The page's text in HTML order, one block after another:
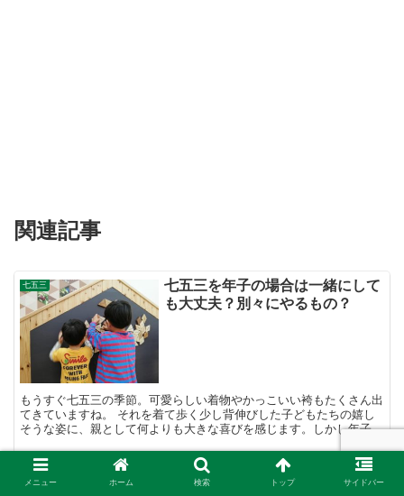
関連記事
七五三
七五三を年子の場合は一緒にして
も大丈夫？別々にやるもの？
もうすぐ七五三の季節。可愛らしい着物やかっこいい袴もたくさん出
てきていますね。 それを着て歩く少し背伸びした子どもたちの嬉し
そうな姿に、親として何よりも大きな喜びを感じます。しかし年子の
七五三
七五三の親の服装 父親と母親が
メニュー ホーム 検索 トップ サイドバー